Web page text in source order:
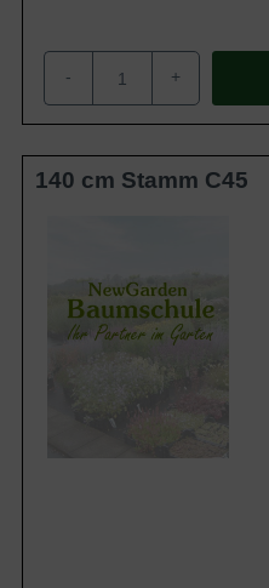
- +
140 cm Stamm C45